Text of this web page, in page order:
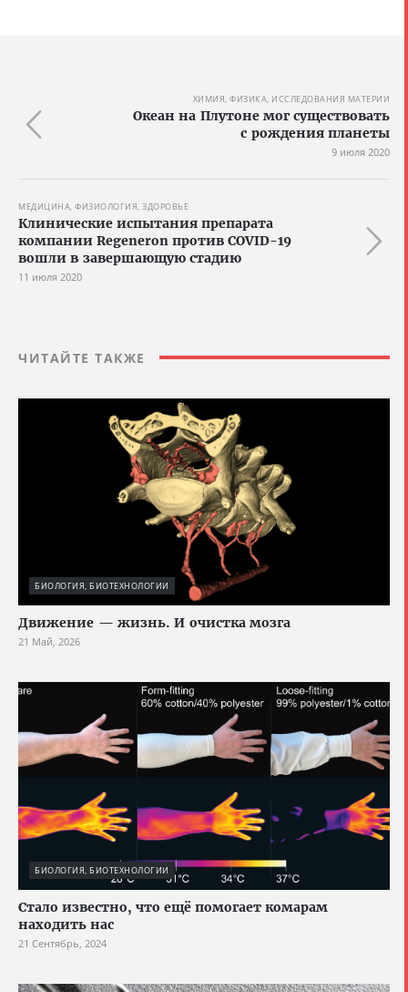
ХИМИЯ, ФИЗИКА, ИССЛЕДОВАНИЯ МАТЕРИИ
Океан на Плутоне мог существовать
с рождения планеты
9 июля 2020
МЕДИЦИНА, ФИЗИОЛОГИЯ, ЗДОРОВЬЕ
Клинические испытания препарата
компании Regeneron против COVID-19
вошли в завершающую стадию
11 июля 2020
ЧИТАЙТЕ ТАКЖЕ
БИОЛОГИЯ, БИОТЕХНОЛОГИИ
Движение — жизнь. И очистка мозга
21 Май, 2026
БИОЛОГИЯ, БИОТЕХНОЛОГИИ
Стало известно, что ещё помогает комарам
находить нас
21 Сентябрь, 2024